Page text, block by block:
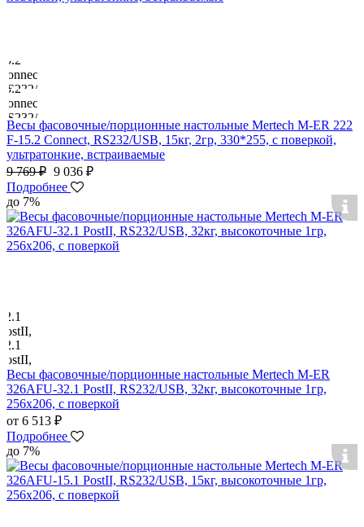
Весы фасовочные/порционные настольные Mertech M-ER 222
F-15.2 Connect, RS232/USB, 15кг, 2гр, 330*255, с поверкой,
ультратонкие, встраиваемые
9 769 ₽ 9 036 ₽
Подробнее
до 7%
Весы фасовочные/порционные настольные Mertech M-ER
326AFU-32.1 PostII, RS232/USB, 32кг, высокоточные 1гр,
256х206, с поверкой
от 6 513 ₽
Подробнее
до 7%